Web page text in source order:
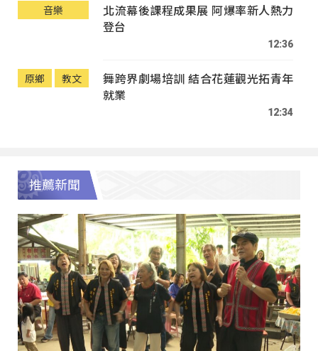
音樂
北流幕後課程成果展 阿爆率新人熱力
登台
12:36
原鄉 教文
舞跨界劇場培訓 結合花蓮觀光拓青年
就業
12:34
推薦新聞